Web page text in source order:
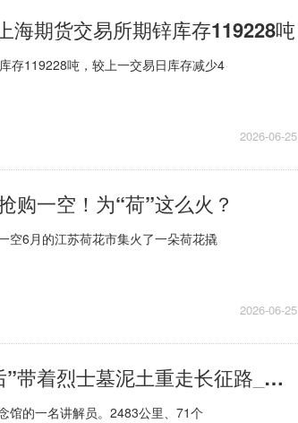
海期货交易所期锌库存119228吨
存119228吨，较上一交易日库存减少4
2026-06-25
购一空！为“荷”这么火？
空6月的江苏荷花市集火了一朵荷花撬
2026-06-25
寸土千滴红军血！“95后”带着烈士墓泥土重走长征路_每日热文
馆的一名讲解员。2483公里、71个